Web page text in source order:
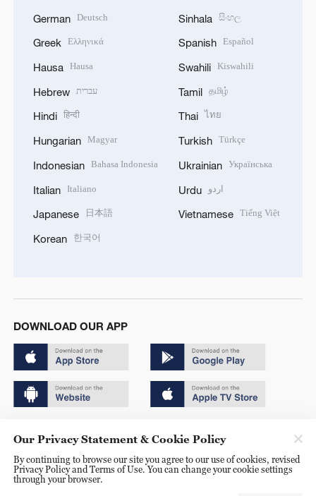
German Deutsch
Greek Ελληνικά
Hausa Hausa
Hebrew עברית
Hindi हिन्दी
Hungarian Magyar
Indonesian Bahasa Indonesia
Italian Italiano
Japanese 日本語
Korean 한국어
Sinhala සිංහල
Spanish Español
Swahili Kiswahili
Tamil தமிழ்
Thai ไทย
Turkish Türkçe
Ukrainian Українська
Urdu اردو
Vietnamese Tiếng Việt
DOWNLOAD OUR APP
京ICP备20000184号
京公网安备 11010502050052号
Our Privacy Statement & Cookie Policy
By continuing to browse our site you agree to our use of cookies, revised
Privacy Policy and Terms of Use. You can change your cookie settings
through your browser.